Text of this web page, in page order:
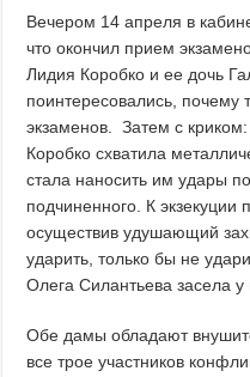
Вечером 14 апреля в
что окончил прием
Лидия Коробко и ее дочь
поинтересовались, почему
экзаменов. Затем с
Коробко схватила
стала наносить им удары
подчиненного. К экзекуции
осуществив удушающий
ударить, только бы не
Олега Силантьева засела у
Обе дамы обладают
все трое участников